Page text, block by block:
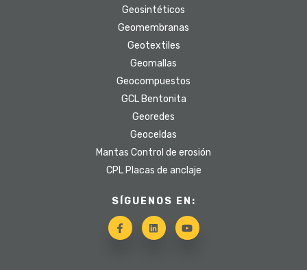
Geosintéticos
Geomembranas
Geotextiles
Geomallas
Geocompuestos
GCL Bentonita
Georedes
Geoceldas
Mantas Control de erosión
CPL Placas de anclaje
SÍGUENOS EN: